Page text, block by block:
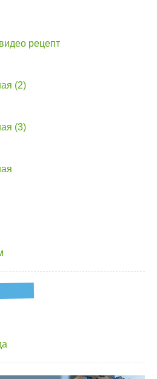
рецепт
(2)
(3)